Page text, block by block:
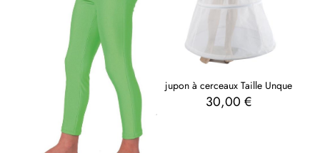
jupon à cerceaux Taille Unque
30,00 €